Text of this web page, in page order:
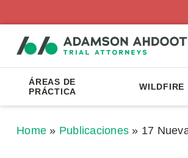
ÁREAS DE
PRÁCTICA
WILDFIRE
Home » Publicaciones » 17